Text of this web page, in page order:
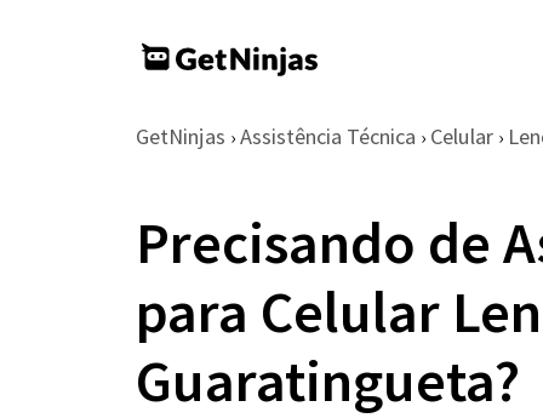
GetNinjas › Assistência Técnica › Celular ›
Precisando de
para Celular
Guaratingueta?